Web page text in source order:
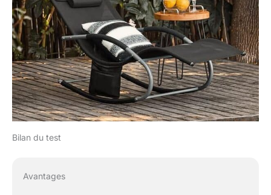
Bilan du test
Avantages